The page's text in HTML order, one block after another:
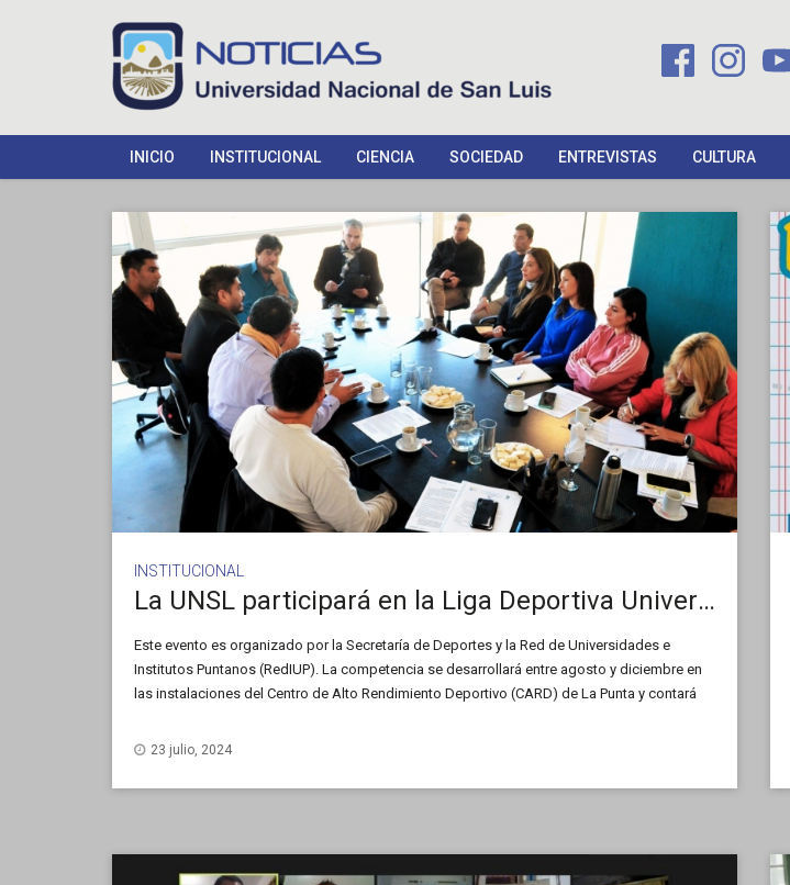
INICIO INSTITUCIONAL CIENCIA SOCIEDAD ENTREVISTAS CULTURA
INSTITUCIONAL
La UNSL participará en la Liga Deportiva Universitaria «Provincia de San Luis 2024»
Este evento es organizado por la Secretaría de Deportes y la Red de Universidades e
Institutos Puntanos (RedIUP). La competencia se desarrollará entre agosto y diciembre en
las instalaciones del Centro de Alto Rendimiento Deportivo (CARD) de La Punta y contará
23 julio, 2024